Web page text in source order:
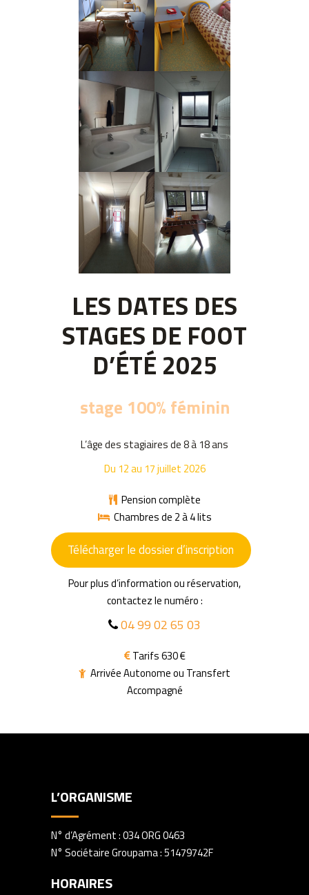
LES DATES DES
STAGES DE FOOT
D’ÉTÉ 2025
stage 100% féminin
L’âge des stagiaires de 8 à 18 ans
Du 12 au 17 juillet 2026
Pension complète
Chambres de 2 à 4 lits
Télécharger le dossier d’inscription
Pour plus d’information ou réservation,
contactez le numéro :
04 99 02 65 03
Tarifs 630 €
Arrivée Autonome ou Transfert
Accompagné
L’ORGANISME
N° d’Agrément : 034 ORG 0463
N° Sociétaire Groupama : 51479742F
HORAIRES